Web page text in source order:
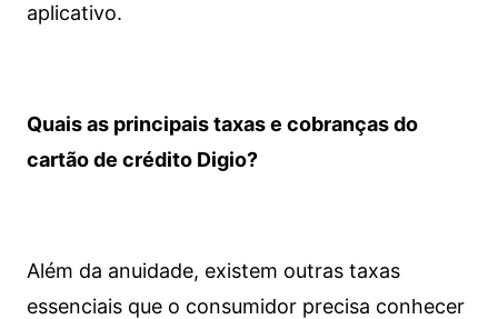
aplicativo.
Quais as principais taxas e cobranças do
cartão de crédito Digio?
Além da anuidade, existem outras taxas
essenciais que o consumidor precisa conhecer